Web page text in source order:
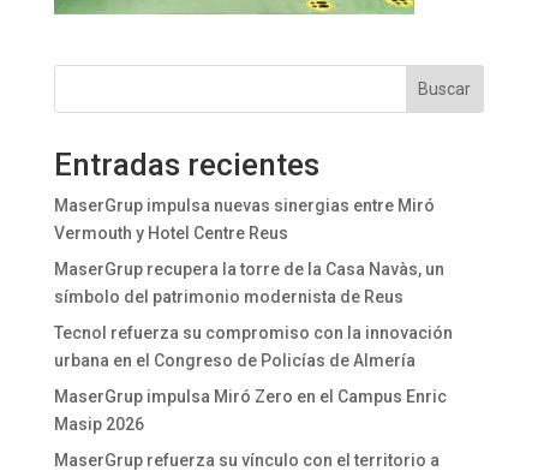
Buscar
Entradas recientes
MaserGrup impulsa nuevas sinergias entre Miró
Vermouth y Hotel Centre Reus
MaserGrup recupera la torre de la Casa Navàs, un
símbolo del patrimonio modernista de Reus
Tecnol refuerza su compromiso con la innovación
urbana en el Congreso de Policías de Almería
MaserGrup impulsa Miró Zero en el Campus Enric
Masip 2026
MaserGrup refuerza su vínculo con el territorio a